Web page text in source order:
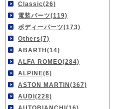
Classic(26)
電装パーツ(119)
ボディーパーツ(173)
Others(7)
ABARTH(14)
ALFA ROMEO(284)
ALPINE(6)
ASTON MARTIN(367)
AUDI(228)